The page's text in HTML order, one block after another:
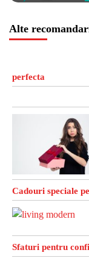
Alte
perfecta
Cadouri speciale
Sfaturi pentru